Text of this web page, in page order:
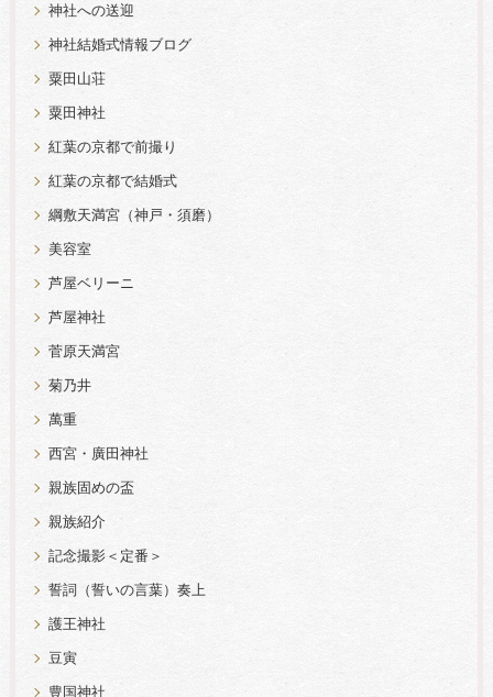
神社への送迎
神社結婚式情報ブログ
粟田山荘
粟田神社
紅葉の京都で前撮り
紅葉の京都で結婚式
綱敷天満宮（神戸・須磨）
美容室
芦屋ベリーニ
芦屋神社
菅原天満宮
菊乃井
萬重
西宮・廣田神社
親族固めの盃
親族紹介
記念撮影＜定番＞
誓詞（誓いの言葉）奏上
護王神社
豆寅
豊国神社